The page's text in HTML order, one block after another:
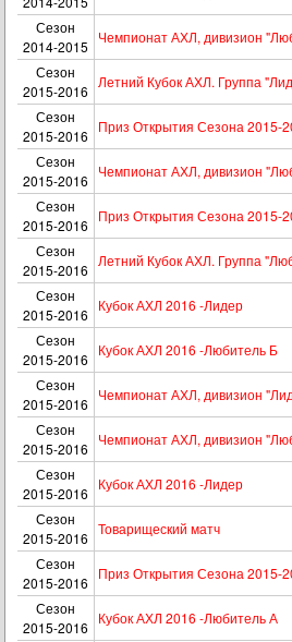
Сезон
2014-2015
Чемпионат АХЛ, дивизион
Сезон
2015-2016
Летний Кубок АХЛ. Группа
Сезон
2015-2016
Приз Открытия Сезона 2015-
Сезон
2015-2016
Чемпионат АХЛ, дивизион
Сезон
2015-2016
Приз Открытия Сезона 2015-
Сезон
2015-2016
Летний Кубок АХЛ. Группа
Сезон
2015-2016
Кубок АХЛ 2016 -Лидер
Сезон
2015-2016
Кубок АХЛ 2016 -Любитель Б
Сезон
2015-2016
Чемпионат АХЛ, дивизион
Сезон
2015-2016
Чемпионат АХЛ, дивизион
Сезон
2015-2016
Кубок АХЛ 2016 -Лидер
Сезон
2015-2016
Товарищеский матч
Сезон
2015-2016
Приз Открытия Сезона 2015-
Сезон
2015-2016
Кубок АХЛ 2016 -Любитель А